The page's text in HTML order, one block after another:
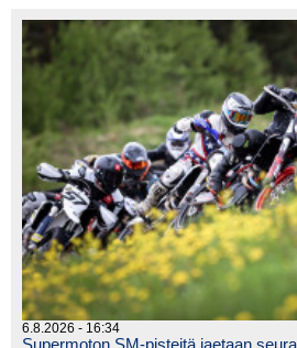
6.8.2026 - 16:34
Supermoton SM-pisteitä jaetaan